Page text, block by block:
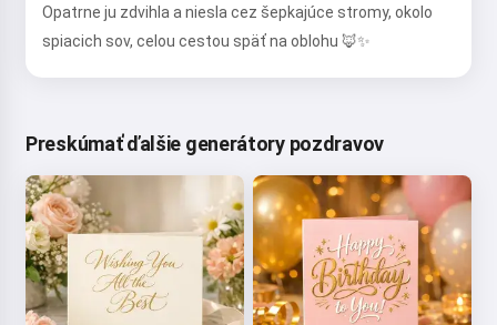
Opatrne ju zdvihla a niesla cez šepkajúce stromy, okolo
spiacich sov, celou cestou späť na oblohu 🦊✨
Preskúmať ďalšie generátory pozdravov